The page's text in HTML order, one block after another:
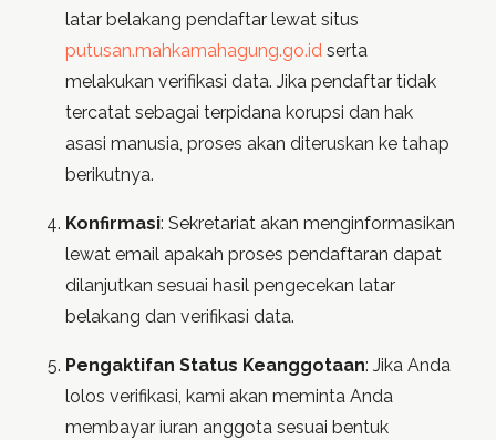
latar belakang pendaftar lewat situs
putusan.mahkamahagung.go.id serta
melakukan verifikasi data. Jika pendaftar tidak
tercatat sebagai terpidana korupsi dan hak
asasi manusia, proses akan diteruskan ke tahap
berikutnya.
Konfirmasi: Sekretariat akan menginformasikan
lewat email apakah proses pendaftaran dapat
dilanjutkan sesuai hasil pengecekan latar
belakang dan verifikasi data.
Pengaktifan Status Keanggotaan: Jika Anda
lolos verifikasi, kami akan meminta Anda
membayar iuran anggota sesuai bentuk